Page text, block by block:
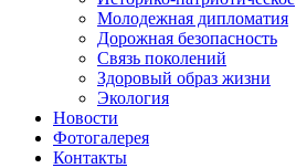
Молодежная дипломатия
Дорожная безопасность
Связь поколений
Здоровый образ жизни
Экология
Новости
Фотогалерея
Контакты